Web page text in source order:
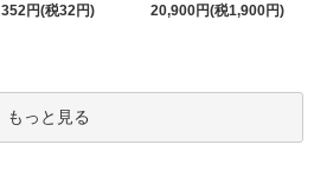
352円(税32円)
20,900円(税1,900円)
もっと見る